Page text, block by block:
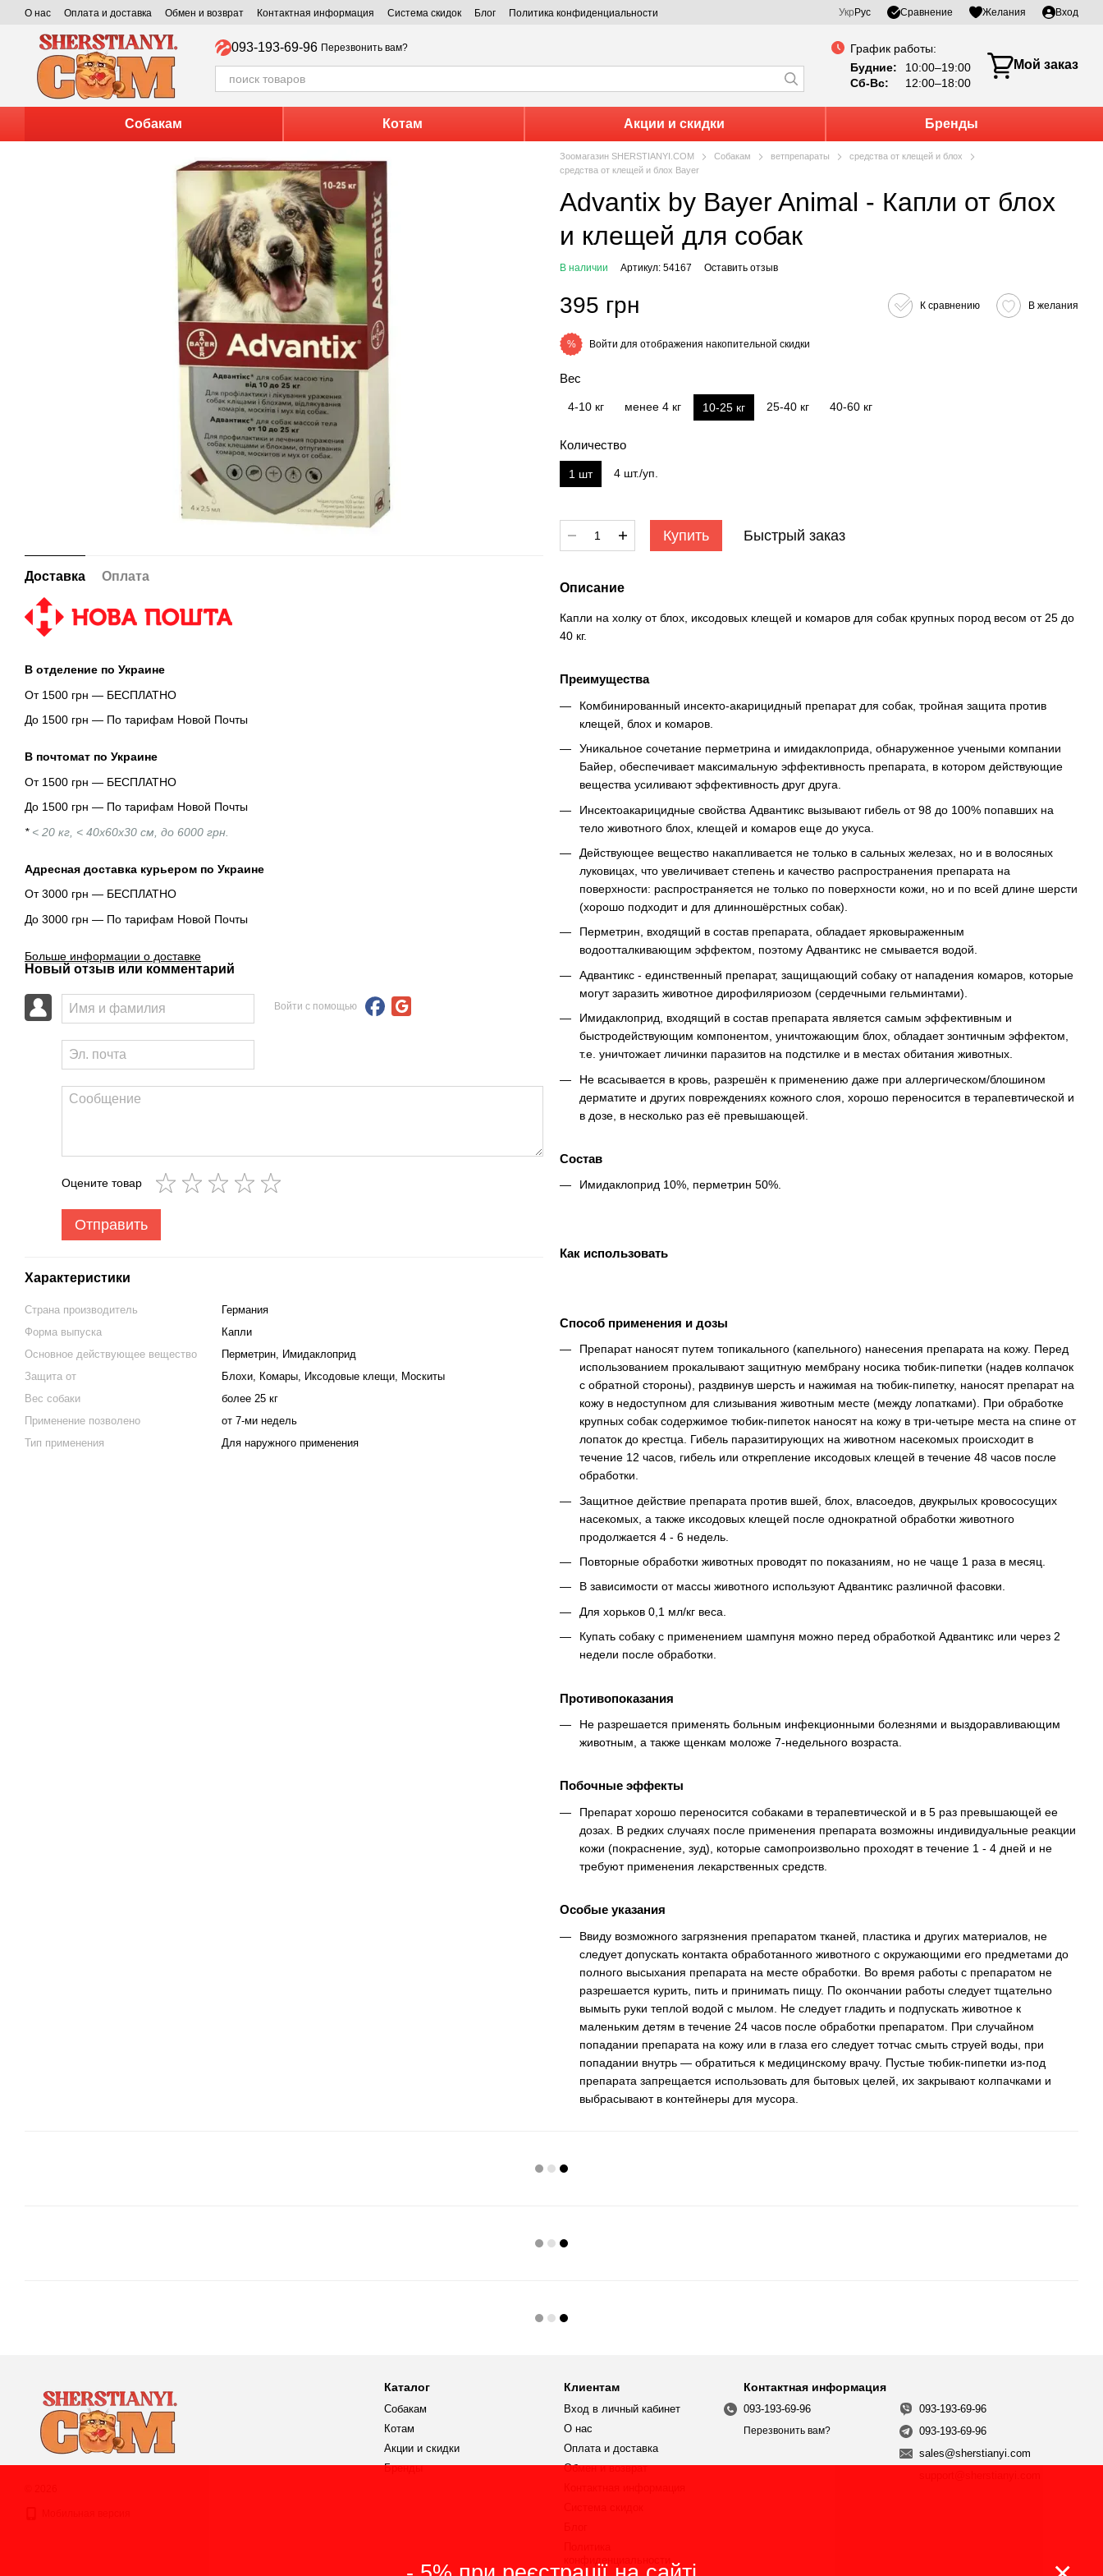
Перейти к основному контенту
О нас Оплата и доставка Обмен и возврат Контактная информация Система скидок Блог Политика конфиденциальности Укр Рус Сравнение Желания Вход
093-193-69-96 Перезвонить вам?
График работы:
Будние:
10:00–19:00
Сб-Вс:
12:00–18:00
Мой заказ
Собакам Котам Акции и скидки Бренды
Доставка Оплата
В отделение по Украине
От 1500 грн — БЕСПЛАТНО
До 1500 грн — По тарифам Новой Почты
В почтомат по Украине
От 1500 грн — БЕСПЛАТНО
До 1500 грн — По тарифам Новой Почты
* < 20 кг, < 40х60х30 см, до 6000 грн.
Адресная доставка курьером по Украине
От 3000 грн — БЕСПЛАТНО
До 3000 грн — По тарифам Новой Почты
Больше информации о доставке
Новый отзыв или комментарий
Войти с помощью
Оцените товар
Отправить
Характеристики
Страна производитель
Германия
Форма выпуска
Капли
Основное действующее вещество
Перметрин, Имидаклоприд
Защита от
Блохи, Комары, Иксодовые клещи, Москиты
Вес собаки
более 25 кг
Применение позволено
от 7-ми недель
Тип применения
Для наружного применения
Зоомагазин SHERSTIANYI.COM Собакам ветпрепараты
средства от клещей и блох
средства от клещей и блох Bayer
Advantix by Bayer Animal - Капли от блох
и клещей для собак
В наличии Артикул: 54167 Оставить отзыв
395 грн К сравнению В желания
% Войти для отображения накопительной скидки
Вес
4-10 кг менее 4 кг 10-25 кг 25-40 кг 40-60 кг
Количество
1 шт 4 шт./уп.
Купить Быстрый заказ
Описание
Капли на холку от блох, иксодовых клещей и комаров для собак крупных пород весом от 25 до
40 кг.
Преимущества
Комбинированный инсекто-акарицидный препарат для собак, тройная защита против
клещей, блох и комаров.
Уникальное сочетание перметрина и имидаклоприда, обнаруженное учеными компании
Байер, обеспечивает максимальную эффективность препарата, в котором действующие
вещества усиливают эффективность друг друга.
Инсектоакарицидные свойства Адвантикс вызывают гибель от 98 до 100% попавших на
тело животного блох, клещей и комаров еще до укуса.
Действующее вещество накапливается не только в сальных железах, но и в волосяных
луковицах, что увеличивает степень и качество распространения препарата на
поверхности: распространяется не только по поверхности кожи, но и по всей длине шерсти
(хорошо подходит и для длинношёрстных собак).
Перметрин, входящий в состав препарата, обладает ярковыраженным
водоотталкивающим эффектом, поэтому Адвантикс не смывается водой.
Адвантикс - единственный препарат, защищающий собаку от нападения комаров, которые
могут заразить животное дирофиляриозом (сердечными гельминтами).
Имидаклоприд, входящий в состав препарата является самым эффективным и
быстродействующим компонентом, уничтожающим блох, обладает зонтичным эффектом,
т.е. уничтожает личинки паразитов на подстилке и в местах обитания животных.
Не всасывается в кровь, разрешён к применению даже при аллергическом/блошином
дерматите и других повреждениях кожного слоя, хорошо переносится в терапевтической и
в дозе, в несколько раз её превышающей.
Состав
Имидаклоприд 10%, перметрин 50%.
Как использовать
Способ применения и дозы
Препарат наносят путем топикального (капельного) нанесения препарата на кожу. Перед
использованием прокалывают защитную мембрану носика тюбик-пипетки (надев колпачок
с обратной стороны), раздвинув шерсть и нажимая на тюбик-пипетку, наносят препарат на
кожу в недоступном для слизывания животным месте (между лопатками). При обработке
крупных собак содержимое тюбик-пипеток наносят на кожу в три-четыре места на спине от
лопаток до крестца. Гибель паразитирующих на животном насекомых происходит в
течение 12 часов, гибель или открепление иксодовых клещей в течение 48 часов после
обработки.
Защитное действие препарата против вшей, блох, власоедов, двукрылых кровососущих
насекомых, а также иксодовых клещей после однократной обработки животного
продолжается 4 - 6 недель.
Повторные обработки животных проводят по показаниям, но не чаще 1 раза в месяц.
В зависимости от массы животного используют Адвантикс различной фасовки.
Для хорьков 0,1 мл/кг веса.
Купать собаку с применением шампуня можно перед обработкой Адвантикс или через 2
недели после обработки.
Противопоказания
Не разрешается применять больным инфекционными болезнями и выздоравливающим
животным, а также щенкам моложе 7-недельного возраста.
Побочные эффекты
Препарат хорошо переносится собаками в терапевтической и в 5 раз превышающей ее
дозах. В редких случаях после применения препарата возможны индивидуальные реакции
кожи (покраснение, зуд), которые самопроизвольно проходят в течение 1 - 4 дней и не
требуют применения лекарственных средств.
Особые указания
Ввиду возможного загрязнения препаратом тканей, пластика и других материалов, не
следует допускать контакта обработанного животного с окружающими его предметами до
полного высыхания препарата на месте обработки. Во время работы с препаратом не
разрешается курить, пить и принимать пищу. По окончании работы следует тщательно
вымыть руки теплой водой с мылом. Не следует гладить и подпускать животное к
маленьким детям в течение 24 часов после обработки препаратом. При случайном
попадании препарата на кожу или в глаза его следует тотчас смыть струей воды, при
попадании внутрь — обратиться к медицинскому врачу. Пустые тюбик-пипетки из-под
препарата запрещается использовать для бытовых целей, их закрывают колпачками и
выбрасывают в контейнеры для мусора.
Каталог
Собакам
Котам
Акции и скидки
Бренды
Клиентам
Вход в личный кабинет
О нас
Оплата и доставка
Обмен и возврат
Контактная информация
093-193-69-96
Перезвонить вам?
093-193-69-96
093-193-69-96
sales@sherstianyi.com